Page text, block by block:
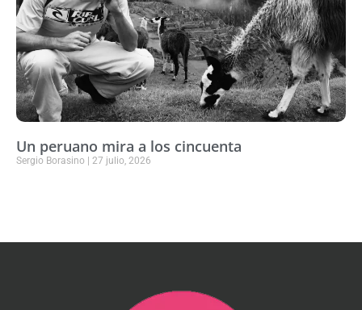
Un peruano mira a los cincuenta
Sergio Borasino 27 julio, 2026